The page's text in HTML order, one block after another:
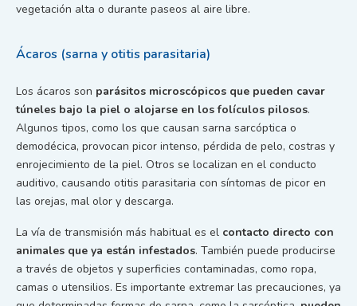
vegetación alta o durante paseos al aire libre.
Ácaros (sarna y otitis parasitaria)
Los ácaros son parásitos microscópicos que pueden cavar
túneles bajo la piel o alojarse en los folículos pilosos.
Algunos tipos, como los que causan sarna sarcóptica o
demodécica, provocan picor intenso, pérdida de pelo, costras y
enrojecimiento de la piel. Otros se localizan en el conducto
auditivo, causando otitis parasitaria con síntomas de picor en
las orejas, mal olor y descarga.
La vía de transmisión más habitual es el contacto directo con
animales que ya están infestados. También puede producirse
a través de objetos y superficies contaminadas, como ropa,
camas o utensilios. Es importante extremar las precauciones, ya